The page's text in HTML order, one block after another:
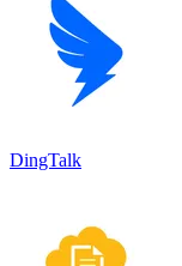
DingTalk